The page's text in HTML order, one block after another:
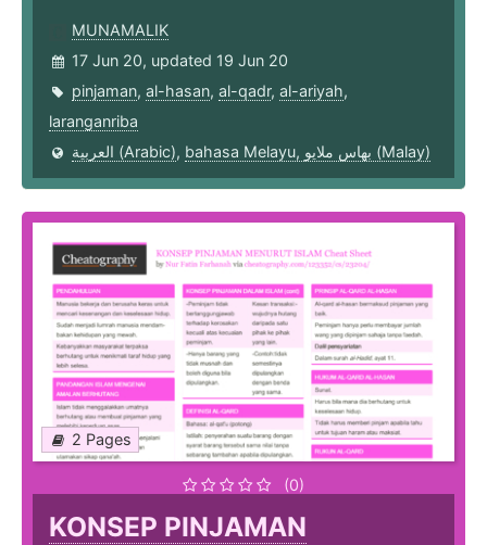
MUNAMALIK
17 Jun 20, updated 19 Jun 20
pinjaman, al-hasan, al-qadr, al-ariyah,
laranganriba
العربية (Arabic), bahasa Melayu, بهاس ملايو‎ (Malay)
2 Pages
(0)
KONSEP PINJAMAN